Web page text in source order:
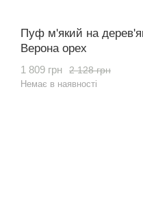
Пуф м'який на
Верона орех
2 128 грн
1 809 грн
Немає в наявності